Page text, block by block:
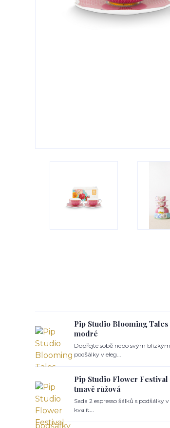
Pip Studio Blooming
modré
Dopřejte sobě nebo svým
podšálky v eleg...
Pip Studio Flower Festival
tmavě růžová
Sada 2 espresso šálků s
kvalit...